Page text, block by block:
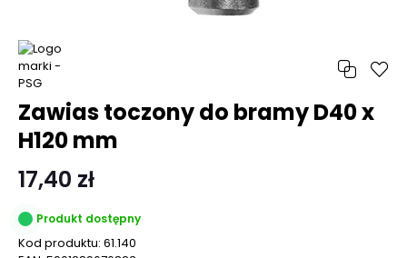
Zawias toczony do bramy D40 x
H120 mm
17,40 zł
Produkt dostępny
Kod produktu: 61.140